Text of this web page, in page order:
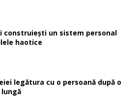
construiești un sistem personal
haotice
legătura cu o persoană după o